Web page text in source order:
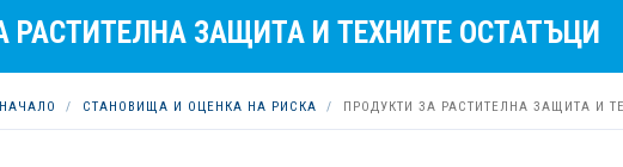
РАСТИТЕЛНА ЗАЩИТА И ТЕХНИТЕ ОСТАТЪЦИ
НАЧАЛО СТАНОВИЩА И ОЦЕНКА НА РИСКА ПРОДУКТИ ЗА РАСТИТЕЛНА ЗАЩИТА И